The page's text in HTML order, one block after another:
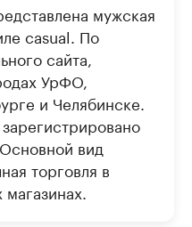
мужская
casual. По
сайта,
УрФО,
и Челябинске.
вид
торговля в